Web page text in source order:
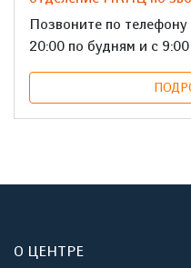
Позвоните по
20:00 по будням и с
О ЦЕНТРЕ